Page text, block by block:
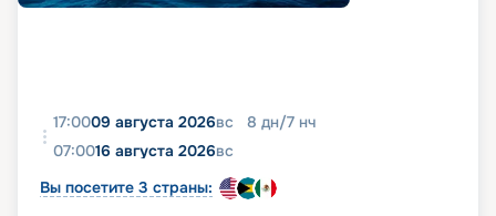
17:0009 августа 2026вс 8 дн/7 нч
07:0016 августа 2026вс
Вы посетите 3 страны: